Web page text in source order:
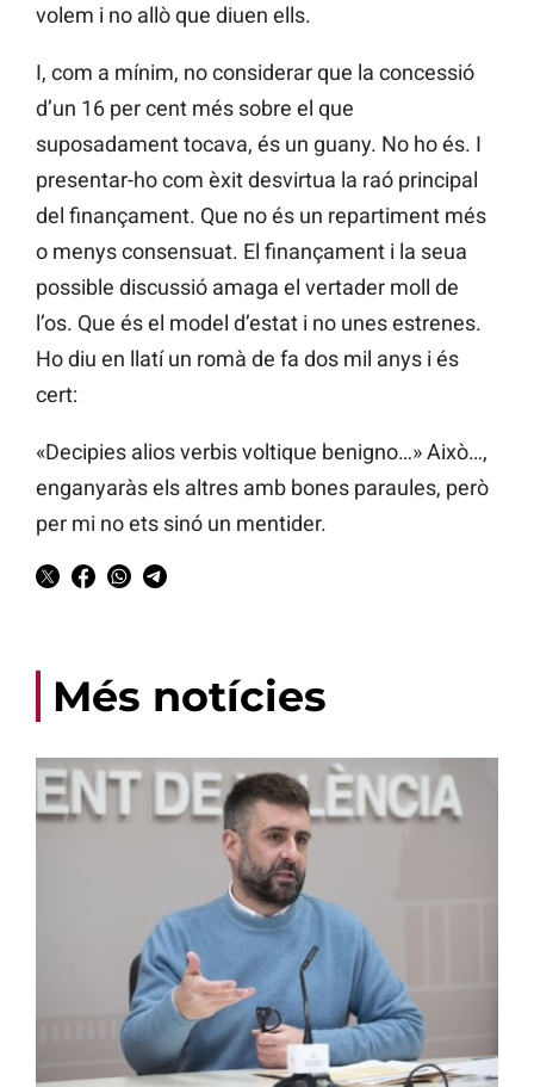
volem i no allò que diuen ells.
I, com a mínim, no considerar que la concessió
d’un 16 per cent més sobre el que
suposadament tocava, és un guany. No ho és. I
presentar-ho com èxit desvirtua la raó principal
del finançament. Que no és un repartiment més
o menys consensuat. El finançament i la seua
possible discussió amaga el vertader moll de
l’os. Que és el model d’estat i no unes estrenes.
Ho diu en llatí un romà de fa dos mil anys i és
cert:
«Decipies alios verbis voltique benigno…» Això…,
enganyaràs els altres amb bones paraules, però
per mi no ets sinó un mentider.
Més notícies